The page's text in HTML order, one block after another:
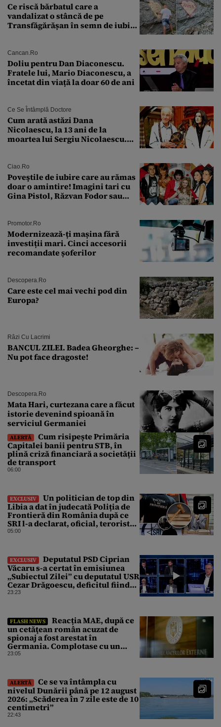
Ce riscă bărbatul care a
vandalizat o stâncă de pe
Transfăgărășan în semn de iubire
Cancan.ro
Doliu pentru Dan Diaconescu.
Fratele lui, Mario Diaconescu, a
încetat din viață la doar 60 de ani
Ce Se Întâmplă Doctore
Cum arată astăzi Dana
Nicolaescu, la 13 ani de la
moartea lui Sergiu Nicolaescu.
Ciao.ro
Poveştile de iubire care au rămas
doar o amintire! Imagini tari cu
Gina Pistol, Răzvan Fodor sau
Promotor.ro
Modernizează-ți mașina fără
investiții mari. Cinci accesorii
recomandate șoferilor
Descopera.ro
Care este cel mai vechi pod din
Europa?
Râzi Cu Lacrimi
BANCUL ZILEI. Badea Gheorghe: –
Nu pot face dragoste!
Descopera.ro
Mata Hari, curtezana care a făcut
istorie devenind spioană în
serviciul Germaniei
ALERTĂ
Cum risipește Primăria
Capitalei banii pentru STB, în
plină criză financiară a societății
de transport
06:00
EXCLUSIV
Un politician de top din
Libia a dat în judecată Poliția de
Frontieră din România după ce
SRI l-a declarat, oficial, terorist
ISIS
05:00
EXCLUSIV
Deputatul PSD Ciprian
Văcaru s-a certat în emisiunea
„Subiectul Zilei” cu deputatul USR
Cezar Drăgoescu, deficitul fiind
motivul scandalului
23:23
FLASH NEWS
Reacția MAE, după ce
un cetăţean român acuzat de
spionaj a fost arestat în
Germania. Complotase cu un
ucrainean ca să asasineze un
23:05
ALERTĂ
Ce se va întâmpla cu
nivelul Dunării până pe 12 august
2026: „Scăderea în 7 zile este de 10
centimetri”
22:43